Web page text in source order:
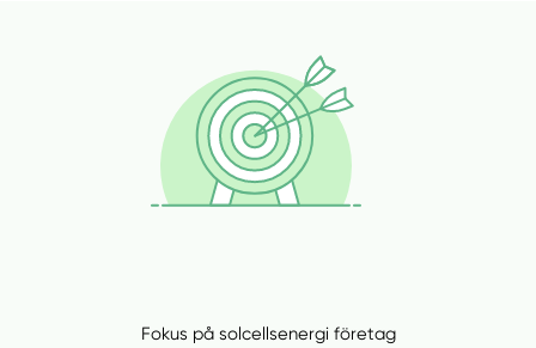
Fokus på solcellsenergi företag